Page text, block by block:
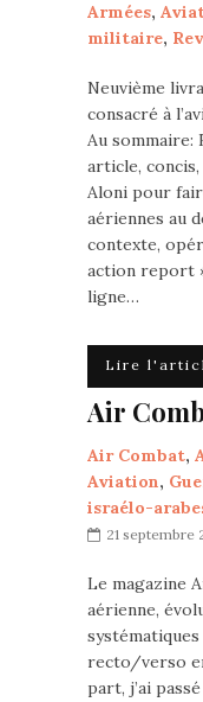
Armées,
militaire,
Neuvième
consacré à
Au sommaire:
article,
Aloni pour
aériennes au
contexte,
action report
ligne…
Lire
Air
Air Combat,
Aviation,
israélo-
21 septembre
Le magazine
aérienne,
recto/verso
part, j’ai